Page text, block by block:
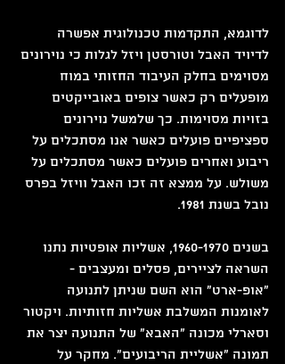
לדוגמא, התקדמות טכנולוגית אפשרה
לדיויד האבל וטורסטן ויזל לגלות כי נוירונים
מסוימים בחלק העיבוד החזותי במוח
מופעלים רק כאשר צופים באובייקטים
בזויות מסוימות. כך שלמשל נוירונים
ספציפיים פועלים כאשר אנו מסתכלים על
ריבוע ואחרים פועלים כאשר מסתכלים על
משולש. על ממצא זה זכו האבל וויזל בפרס
נובל בשנת 1981.
בשנים 1960-1970, אשליות אופטיות נתנו
השראה לציירים, פסלים ומעצבים -
"אופ-ארט" הוא השם שניתן לתנועה
לאומנות המשלבת אשליות חזותיות. ויקטור
וסארלי מכונה "האבא" של התנועה יצר את
תמונה "אשליית הריבועים". מחקר על